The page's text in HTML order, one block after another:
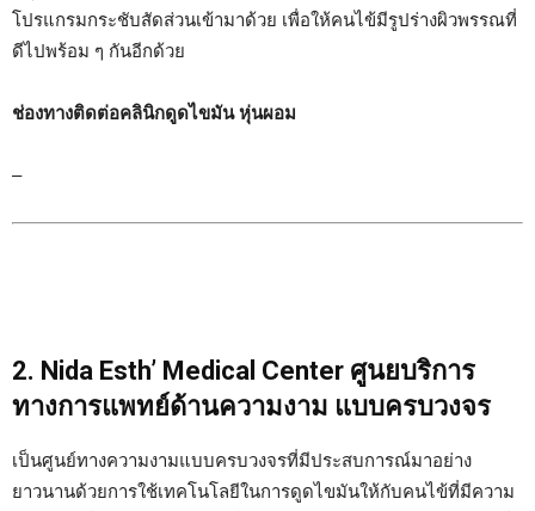
โปรแกรมกระชับสัดส่วนเข้ามาด้วย เพื่อให้คนไข้มีรูปร่างผิวพรรณที่
ดีไปพร้อม ๆ กันอีกด้วย
ช่องทางติดต่อคลินิกดูดไขมัน หุ่นผอม
–
2. Nida Esth’ Medical Center ศูนยบริการ
ทางการแพทย์ด้านความงาม แบบครบวงจร
เป็นศูนย์ทางความงามแบบครบวงจรที่มีประสบการณ์มาอย่าง
ยาวนานด้วยการใช้เทคโนโลยีในการดูดไขมันให้กับคนไข้ที่มีความ